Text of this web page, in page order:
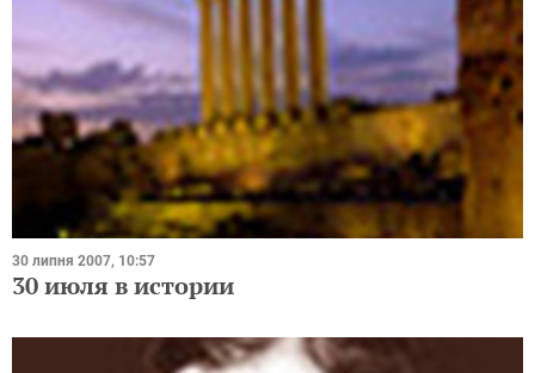
30 липня 2007, 10:57
30 июля в истории